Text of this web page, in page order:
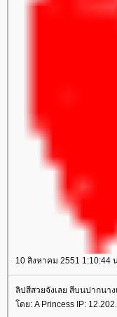
10 สิงหาคม 2551 1:10:44
ลิปสีสวยจังเลย สีบนปากนา
ดย: A Princess IP: